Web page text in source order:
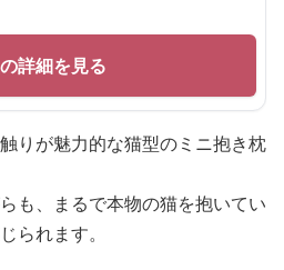
詳細を見る
りが魅力的な猫型のミニ抱き枕
も、まるで本物の猫を抱いてい
られます。